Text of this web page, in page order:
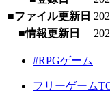
■ファイル更新日
■情報更新日
#RPGゲーム
フリーゲーム